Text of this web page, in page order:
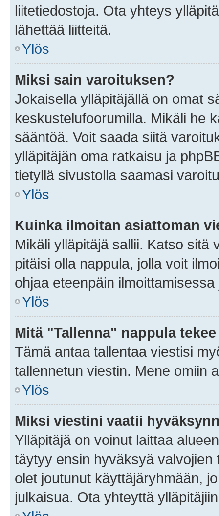
liitetiedostoja. Ota yhteys
lähettää liitteitä.
Ylös
Miksi sain varoituksen?
Jokaisella ylläpitäjällä on omat
keskustelufoorumilla. Mikäli he
sääntöä. Voit saada siitä
ylläpitäjän oma ratkaisu ja
tietyllä sivustolla saamasi
Ylös
Kuinka ilmoitan asiattoman
Mikäli ylläpitäjä sallii. Katso sitä
pitäisi olla nappula, jolla voit
ohjaa eteenpäin
Ylös
Mitä "Tallenna" nappula
Tämä antaa tallentaa viestisi
tallennetun viestin. Mene omiin
Ylös
Miksi viestini vaatii
Ylläpitäjä on voinut laittaa
täytyy ensin hyväksyä
olet joutunut käyttäjäryhmään,
julkaisua. Ota yhteyttä